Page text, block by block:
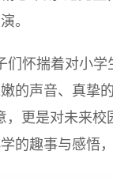
。
们怀揣着对小
的声音、真挚
更是对未来
的趣事与感悟